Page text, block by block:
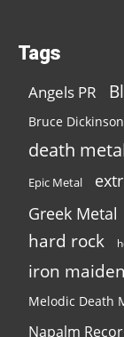
Tags
Angels PR
Bruce Dickinson
death
Epic Metal
Greek Metal
hard rock
iron maiden
Melodic Death
Napalm